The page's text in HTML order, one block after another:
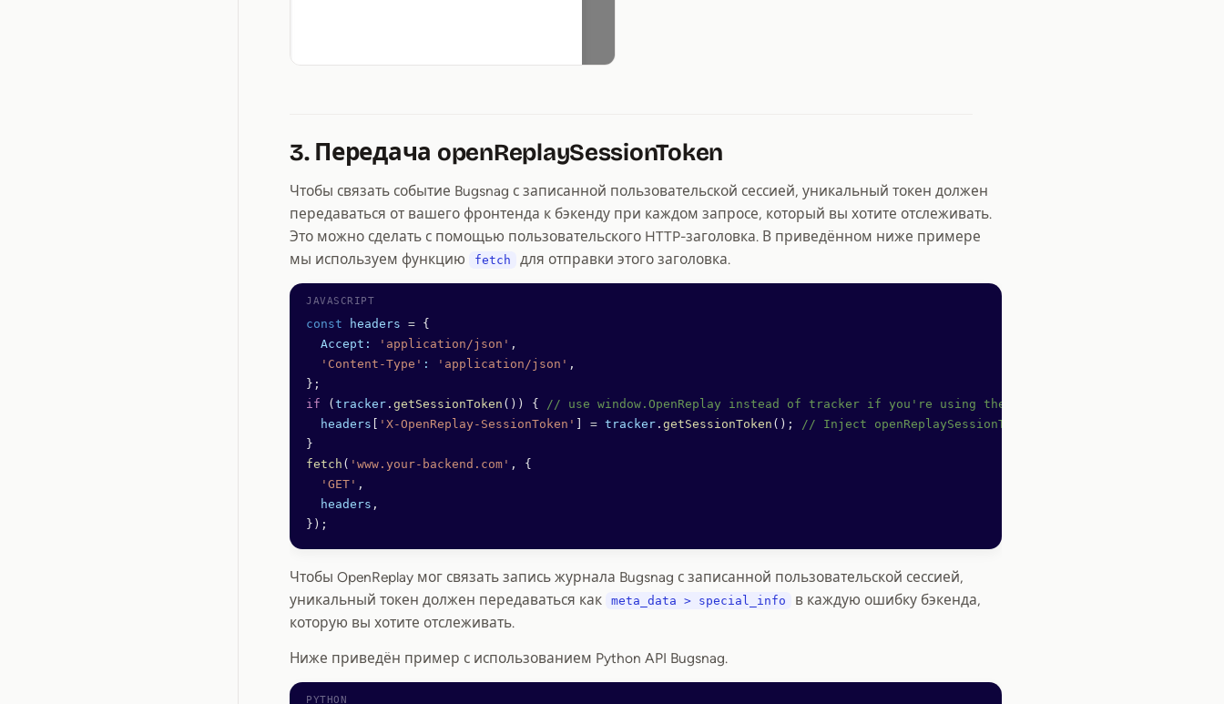
3. Передача openReplaySessionToken
Чтобы связать событие Bugsnag с записанной пользовательской сессией, уникальный токен должен
передаваться от вашего фронтенда к бэкенду при каждом запросе, который вы хотите отслеживать.
Это можно сделать с помощью пользовательского HTTP-заголовка. В приведённом ниже примере
мы используем функцию
fetch для отправки этого заголовка.
const headers = {
  Accept:
'application/json' ,
  'Content-Type'
: 'application/json' ,
};
if ( tracker . getSessionToken ()) { // use window.OpenReplay instead of tracker if you're using the snippet
  headers
'X-OpenReplay-SessionToken' = tracker . getSessionToken (); // Inject openReplaySessionToken
}
fetch ( 'www.your-backend.com' , {
  'GET'
,
  headers
,
});
Чтобы OpenReplay мог связать запись журнала Bugsnag с записанной пользовательской сессией,
уникальный токен должен передаваться как
meta_data > special_info
в каждую ошибку бэкенда,
которую вы хотите отслеживать.
Ниже приведён пример с использованием Python API Bugsnag.